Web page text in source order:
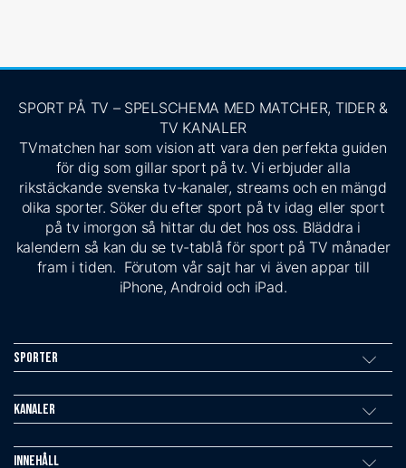
SPORT PÅ TV – SPELSCHEMA MED MATCHER, TIDER &
TV KANALER
TVmatchen har som vision att vara den perfekta guiden
för dig som gillar sport på tv. Vi erbjuder alla
rikstäckande svenska tv-kanaler, streams och en mängd
olika sporter. Söker du efter sport på tv idag eller sport
på tv imorgon så hittar du det hos oss. Bläddra i
kalendern så kan du se tv-tablå för sport på TV månader
fram i tiden. Förutom vår sajt har vi även appar till
iPhone, Android och iPad.
Sporter
Kanaler
Innehåll